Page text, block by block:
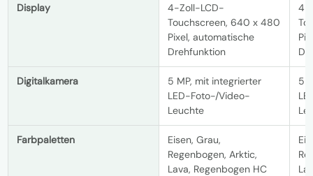
Display
4-Zoll-LCD-
Touchscreen, 640 x 480
Pixel, automatische
Drehfunktion
4-
Digitalkamera
5 MP, mit integrierter
LED-Foto-/Video-
Leuchte
5
Farbpaletten
Eisen, Grau,
Regenbogen, Arktic,
Lava, Regenbogen HC